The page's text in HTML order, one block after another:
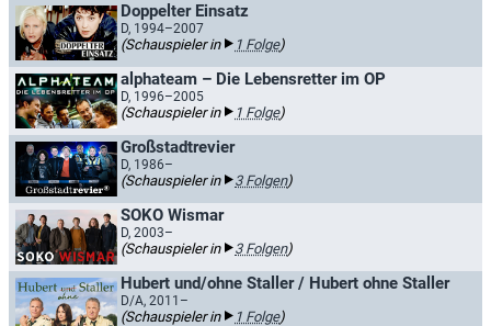
Doppelter Einsatz
D, 1994–2007
(Schauspieler in 1 Folge)
alphateam – Die Lebensretter im OP
D, 1996–2005
(Schauspieler in 1 Folge)
Großstadtrevier
D, 1986–
(Schauspieler in 3 Folgen)
SOKO Wismar
D, 2003–
(Schauspieler in 3 Folgen)
Hubert und/ohne Staller / Hubert ohne Staller
D/A, 2011–
(Schauspieler in 1 Folge)